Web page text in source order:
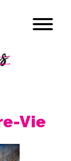
Vie